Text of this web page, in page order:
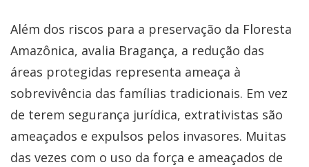
Além dos riscos para a preservação da Floresta
Amazônica, avalia Bragança, a redução das
áreas protegidas representa ameaça à
sobrevivência das famílias tradicionais. Em vez
de terem segurança jurídica, extrativistas são
ameaçados e expulsos pelos invasores. Muitas
das vezes com o uso da força e ameaçados de